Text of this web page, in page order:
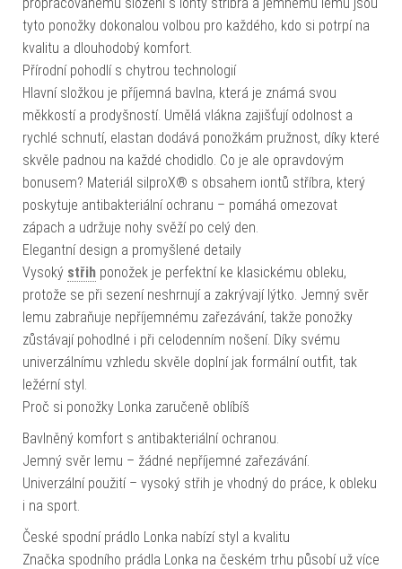
tyto ponožky dokonalou volbou pro každého, kdo si potrpí na
kvalitu a dlouhodobý komfort.
Přírodní pohodlí s chytrou technologií
Hlavní složkou je příjemná bavlna, která je známá svou
měkkostí a prodyšností. Umělá vlákna zajišťují odolnost a
rychlé schnutí, elastan dodává ponožkám pružnost, díky které
skvěle padnou na každé chodidlo. Co je ale opravdovým
bonusem? Materiál silproX® s obsahem iontů stříbra, který
poskytuje antibakteriální ochranu – pomáhá omezovat
zápach a udržuje nohy svěží po celý den.
Elegantní design a promyšlené detaily
Vysoký střih ponožek je perfektní ke klasickému obleku,
protože se při sezení neshrnují a zakrývají lýtko. Jemný svěr
lemu zabraňuje nepříjemnému zařezávání, takže ponožky
zůstávají pohodlné i při celodenním nošení. Díky svému
univerzálnímu vzhledu skvěle doplní jak formální outfit, tak
ležérní styl.
Proč si ponožky Lonka zaručeně oblíbíš
Bavlněný komfort s antibakteriální ochranou.
Jemný svěr lemu – žádné nepříjemné zařezávání.
Univerzální použití – vysoký střih je vhodný do práce, k obleku
i na sport.
České spodní prádlo Lonka nabízí styl a kvalitu
Značka spodního prádla Lonka na českém trhu působí už více